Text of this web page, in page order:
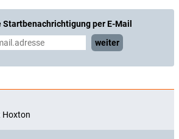
Startbenachrichtigung per E-Mail
weiter
Hoxton